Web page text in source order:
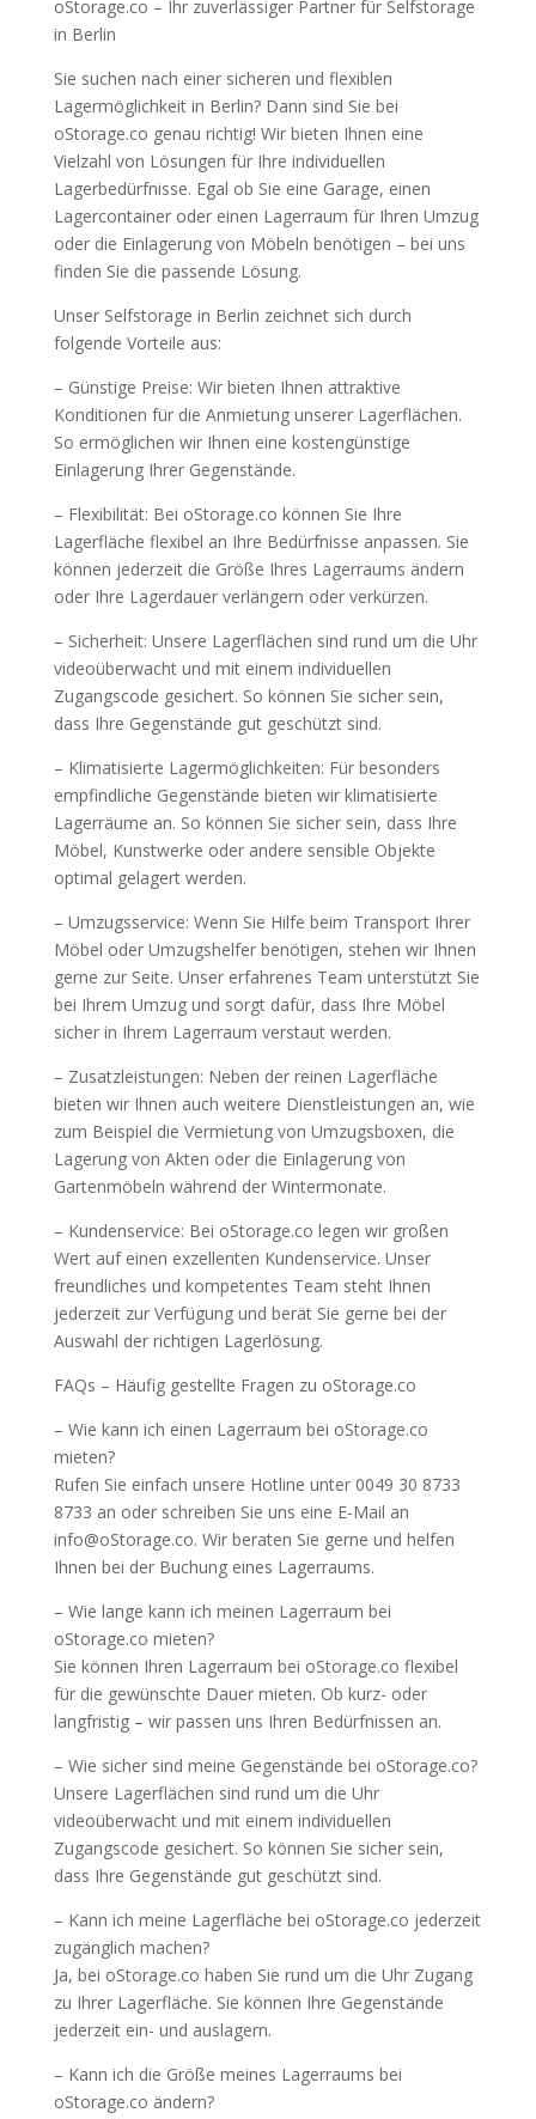
oStorage.co – Ihr zuverlässiger Partner für Selfstorage
in Berlin
Sie suchen nach einer sicheren und flexiblen
Lagermöglichkeit in Berlin? Dann sind Sie bei
oStorage.co genau richtig! Wir bieten Ihnen eine
Vielzahl von Lösungen für Ihre individuellen
Lagerbedürfnisse. Egal ob Sie eine Garage, einen
Lagercontainer oder einen Lagerraum für Ihren Umzug
oder die Einlagerung von Möbeln benötigen – bei uns
finden Sie die passende Lösung.
Unser Selfstorage in Berlin zeichnet sich durch
folgende Vorteile aus:
– Günstige Preise: Wir bieten Ihnen attraktive
Konditionen für die Anmietung unserer Lagerflächen.
So ermöglichen wir Ihnen eine kostengünstige
Einlagerung Ihrer Gegenstände.
– Flexibilität: Bei oStorage.co können Sie Ihre
Lagerfläche flexibel an Ihre Bedürfnisse anpassen. Sie
können jederzeit die Größe Ihres Lagerraums ändern
oder Ihre Lagerdauer verlängern oder verkürzen.
– Sicherheit: Unsere Lagerflächen sind rund um die Uhr
videoüberwacht und mit einem individuellen
Zugangscode gesichert. So können Sie sicher sein,
dass Ihre Gegenstände gut geschützt sind.
– Klimatisierte Lagermöglichkeiten: Für besonders
empfindliche Gegenstände bieten wir klimatisierte
Lagerräume an. So können Sie sicher sein, dass Ihre
Möbel, Kunstwerke oder andere sensible Objekte
optimal gelagert werden.
– Umzugsservice: Wenn Sie Hilfe beim Transport Ihrer
Möbel oder Umzugshelfer benötigen, stehen wir Ihnen
gerne zur Seite. Unser erfahrenes Team unterstützt Sie
bei Ihrem Umzug und sorgt dafür, dass Ihre Möbel
sicher in Ihrem Lagerraum verstaut werden.
– Zusatzleistungen: Neben der reinen Lagerfläche
bieten wir Ihnen auch weitere Dienstleistungen an, wie
zum Beispiel die Vermietung von Umzugsboxen, die
Lagerung von Akten oder die Einlagerung von
Gartenmöbeln während der Wintermonate.
– Kundenservice: Bei oStorage.co legen wir großen
Wert auf einen exzellenten Kundenservice. Unser
freundliches und kompetentes Team steht Ihnen
jederzeit zur Verfügung und berät Sie gerne bei der
Auswahl der richtigen Lagerlösung.
FAQs – Häufig gestellte Fragen zu oStorage.co
– Wie kann ich einen Lagerraum bei oStorage.co
mieten?
Rufen Sie einfach unsere Hotline unter 0049 30 8733
8733 an oder schreiben Sie uns eine E-Mail an
info@oStorage.co. Wir beraten Sie gerne und helfen
Ihnen bei der Buchung eines Lagerraums.
– Wie lange kann ich meinen Lagerraum bei
oStorage.co mieten?
Sie können Ihren Lagerraum bei oStorage.co flexibel
für die gewünschte Dauer mieten. Ob kurz- oder
langfristig – wir passen uns Ihren Bedürfnissen an.
– Wie sicher sind meine Gegenstände bei oStorage.co?
Unsere Lagerflächen sind rund um die Uhr
videoüberwacht und mit einem individuellen
Zugangscode gesichert. So können Sie sicher sein,
dass Ihre Gegenstände gut geschützt sind.
– Kann ich meine Lagerfläche bei oStorage.co jederzeit
zugänglich machen?
Ja, bei oStorage.co haben Sie rund um die Uhr Zugang
zu Ihrer Lagerfläche. Sie können Ihre Gegenstände
jederzeit ein- und auslagern.
– Kann ich die Größe meines Lagerraums bei
oStorage.co ändern?